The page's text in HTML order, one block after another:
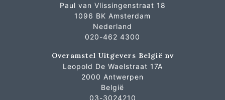
Paul van Vlissingenstraat 18
1096 BK Amsterdam
Nederland
020-462 4300
Overamstel Uitgevers België nv
Leopold De Waelstraat 17A
2000 Antwerpen
België
03-3024210